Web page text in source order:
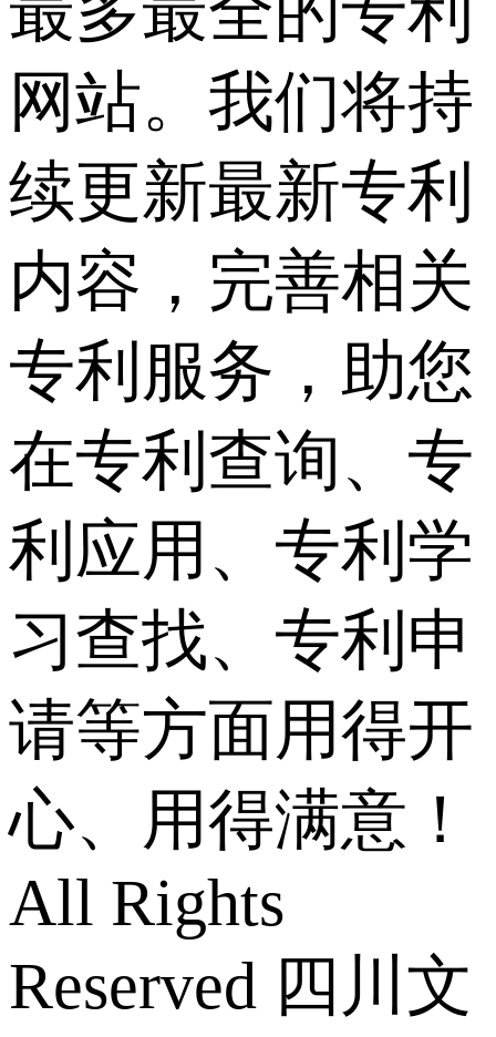
网站。我们将持
续更新最新专利
内容，完善相关
专利服务，助您
在专利查询、专
利应用、专利学
习查找、专利申
请等方面用得开
心、用得满意！
All Rights
Reserved 四川文